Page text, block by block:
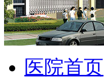
医院首页